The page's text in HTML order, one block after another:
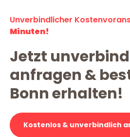
Unverbindlicher
Minuten!
Jetzt
anfragen &
Bonn erhalten!
Kostenlos & unverbindlich